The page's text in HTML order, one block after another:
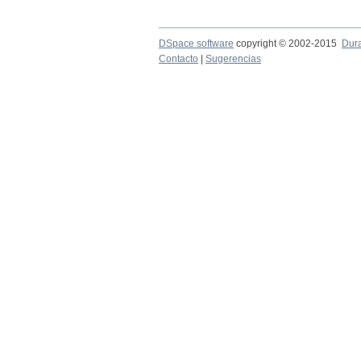
DSpace software copyright © 2002-2015
Contacto
Sugerencias